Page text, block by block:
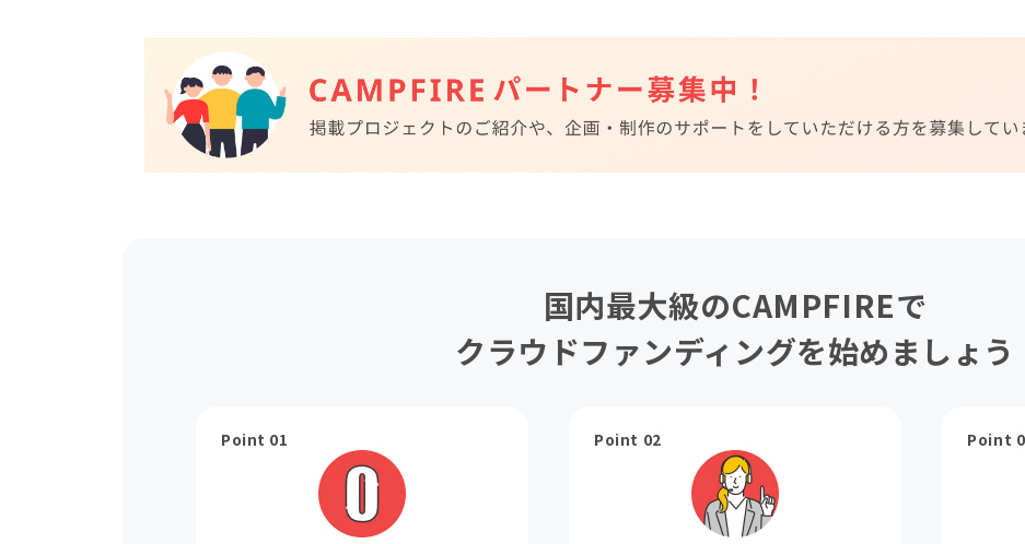
国内最大級のCAMPFIREで
クラウドファンディングを始めましょう
Point 01 Point 02 Point